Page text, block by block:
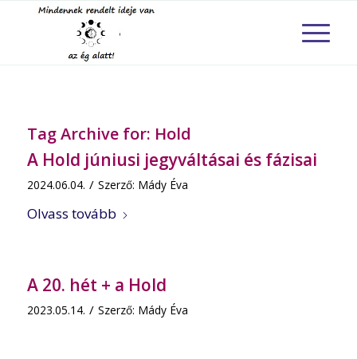
Tag Archive for: Hold
A Hold júniusi jegyváltásai és fázisai
2024.06.04. / Szerző: Mády Éva
Olvass tovább
A 20. hét + a Hold
2023.05.14. / Szerző: Mády Éva